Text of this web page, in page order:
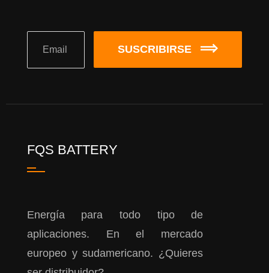
SUSCRIBIRSE
FQS BATTERY
Energía para todo tipo de
aplicaciones. En el mercado
europeo y sudamericano. ¿Quieres